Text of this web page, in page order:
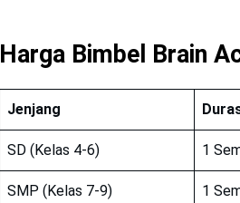
Harga Bimbel Brain
Jenjang
SD (Kelas 4-6) 1
SMP (Kelas 7-9) 1